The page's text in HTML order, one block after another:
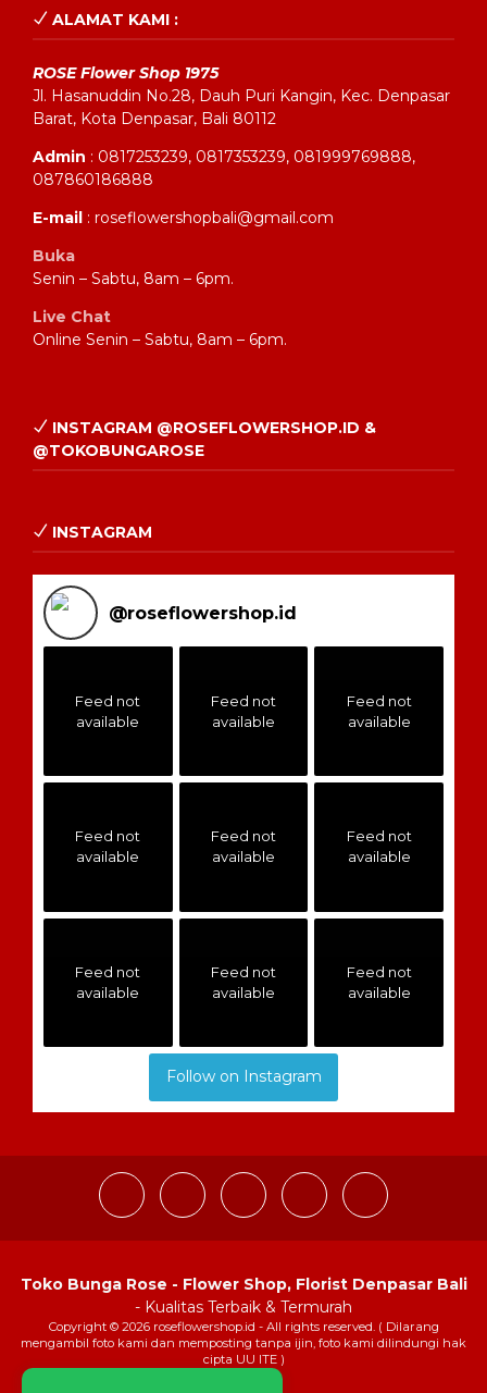
ALAMAT KAMI :
ROSE Flower Shop 1975
Jl. Hasanuddin No.28, Dauh Puri Kangin, Kec. Denpasar
Barat, Kota Denpasar, Bali 80112
Admin : 0817253239, 0817353239, 081999769888,
087860186888
E-mail : roseflowershopbali@gmail.com
Buka
Senin – Sabtu, 8am – 6pm.
Live Chat
Online Senin – Sabtu, 8am – 6pm.
INSTAGRAM @ROSEFLOWERSHOP.ID &
@TOKOBUNGAROSE
INSTAGRAM
@roseflowershop.id
Feed not
available
Feed not
available
Feed not
available
Feed not
available
Feed not
available
Feed not
available
Feed not
available
Feed not
available
Feed not
available
Follow on Instagram
Toko Bunga Rose - Flower Shop, Florist Denpasar Bali
- Kualitas Terbaik & Termurah
Copyright © 2026 roseflowershop.id - All rights reserved. ( Dilarang
mengambil foto kami dan memposting tanpa ijin, foto kami dilindungi hak
cipta UU ITE )